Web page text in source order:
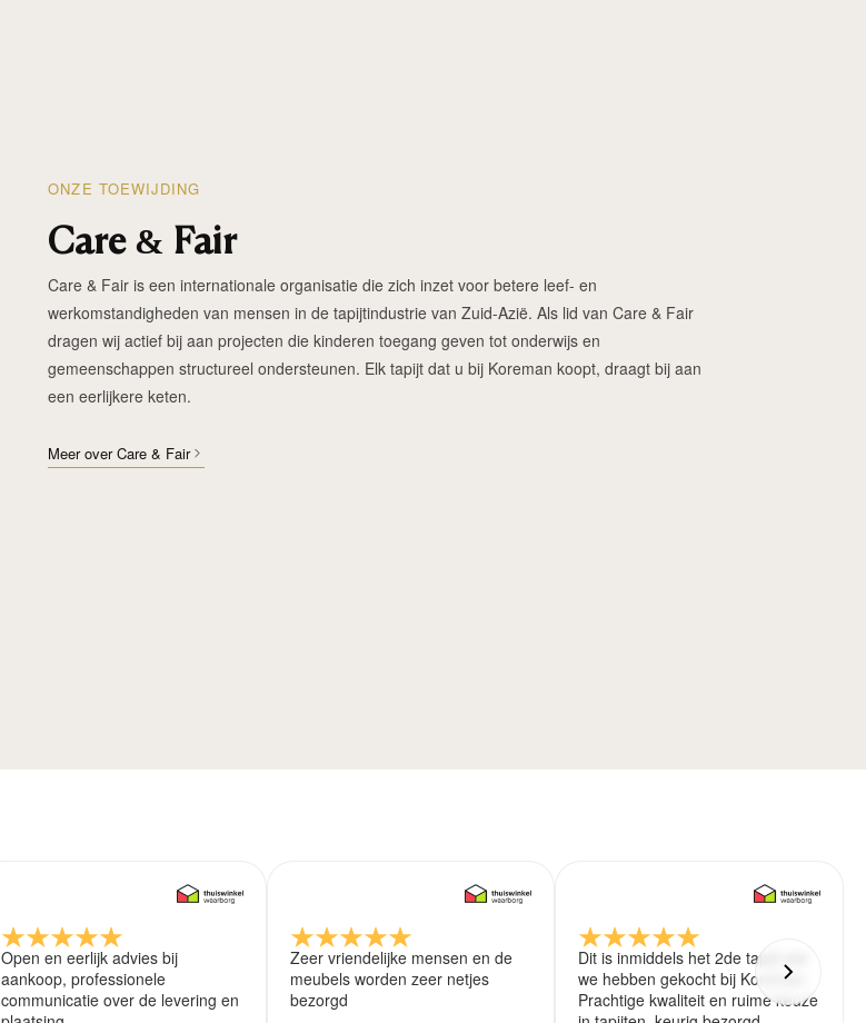
ONZE TOEWIJDING
Care & Fair
Care & Fair is een internationale organisatie die zich inzet voor betere leef- en
werkomstandigheden van mensen in de tapijtindustrie van Zuid-Azië. Als lid van Care & Fair
dragen wij actief bij aan projecten die kinderen toegang geven tot onderwijs en
gemeenschappen structureel ondersteunen. Elk tapijt dat u bij Koreman koopt, draagt bij aan
een eerlijkere keten.
Meer over Care & Fair
Open en eerlijk advies bij
aankoop, professionele
communicatie over de levering en
Zeer vriendelijke mensen en de
meubels worden zeer netjes
bezorgd
Dit is inmiddels het 2de tapijt wat
we hebben gekocht bij Koreman.
Prachtige kwaliteit en ruime keuze